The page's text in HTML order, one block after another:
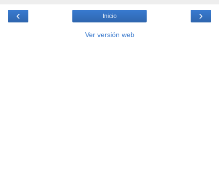
‹ ›
Inicio
Ver versión web